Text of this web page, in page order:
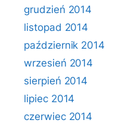
grudzień 2014
listopad 2014
październik 2014
wrzesień 2014
sierpień 2014
lipiec 2014
czerwiec 2014